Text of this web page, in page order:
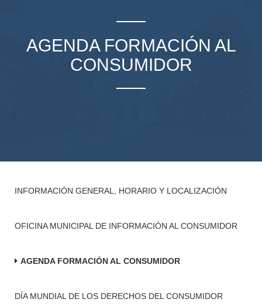
AGENDA FORMACIÓN AL
CONSUMIDOR
INFORMACIÓN GENERAL, HORARIO Y LOCALIZACIÓN
OFICINA MUNICIPAL DE INFORMACIÓN AL CONSUMIDOR
AGENDA FORMACIÓN AL CONSUMIDOR
DÍA MUNDIAL DE LOS DERECHOS DEL CONSUMIDOR